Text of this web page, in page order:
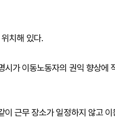
치해 있다.
가 이동노동자의 권익 향상에
이 근무 장소가 일정하지 않고 이